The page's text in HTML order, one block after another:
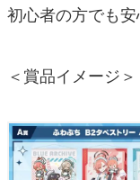
初心者の方でも安
＜賞品イメージ＞